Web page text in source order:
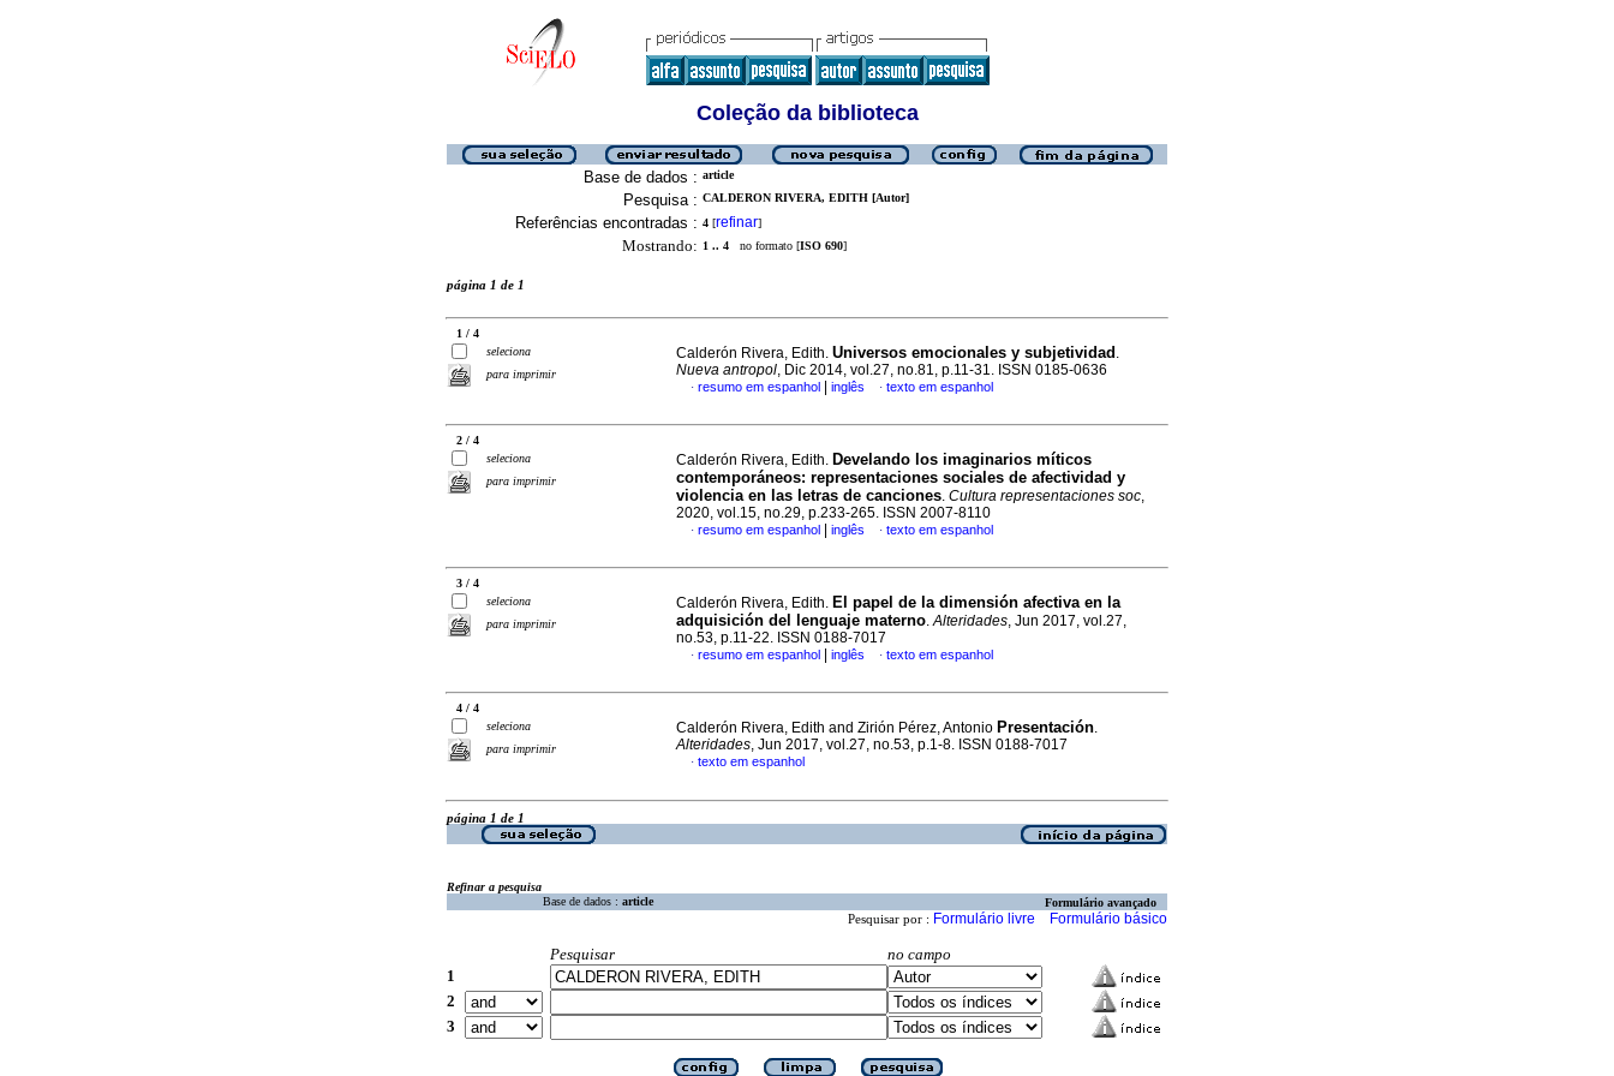
Coleção da biblioteca
Base de dados : article
Pesquisa : CALDERON RIVERA, EDITH [Autor]
Referências encontradas : 4 [refinar]
Mostrando: 1 .. 4 no formato [ISO 690]
página 1 de 1
1 / 4
seleciona
para imprimir
Calderón Rivera, Edith. Universos emocionales y subjetividad .
Nueva antropol, Dic 2014, vol.27, no.81, p.11-31. ISSN 0185-0636
· resumo em espanhol inglês · texto em espanhol
2 / 4
seleciona
para imprimir
Calderón Rivera, Edith. Develando los imaginarios míticos
contemporáneos: representaciones sociales de afectividad y
violencia en las letras de canciones. Cultura representaciones soc,
2020, vol.15, no.29, p.233-265. ISSN 2007-8110
· resumo em espanhol inglês · texto em espanhol
3 / 4
seleciona
para imprimir
Calderón Rivera, Edith. El papel de la dimensión afectiva en la
adquisición del lenguaje materno.Alteridades, Jun 2017, vol.27,
no.53, p.11-22. ISSN 0188-7017
· resumo em espanhol inglês · texto em espanhol
4 / 4
seleciona
para imprimir
Calderón Rivera, Edith and Zirión Pérez, Antonio Presentación.
Alteridades, Jun 2017, vol.27, no.53, p.1-8. ISSN 0188-7017
· texto em espanhol
página 1 de 1
Refinar a pesquisa
Base de dados : article Formulário avançado
Pesquisar por : Formulário livre Formulário básico
Pesquisar
no campo
1
2
3